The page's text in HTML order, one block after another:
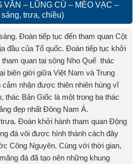
VĂN – LŨNG CÚ – MÈO VẠC –
trưa, chiều)
Đoàn tiếp tục đến tham quan Cột
đầu của Tổ quốc. Đoàn tiếp tục khởi
quan tại sông Nho Quế thác
biên giới giữa Việt Nam và Trung
nhận được thiên nhiên hùng vĩ
thác Bản Giốc là một trong ba thác
đẹp nhất Đông Nam Á.
Đoàn khởi hành tham quan Động
đá vôi được hình thành cách đây
Công Nguyên. Cùng với thời gian,
đá đã tạo nên những khung